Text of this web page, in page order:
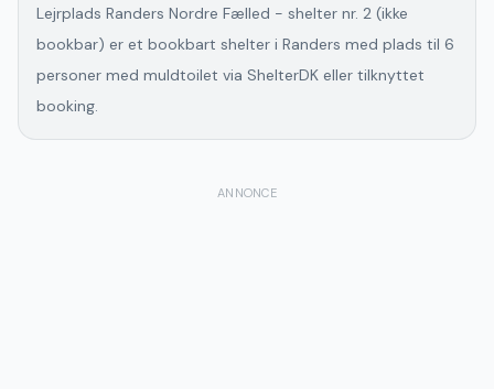
Lejrplads Randers Nordre Fælled - shelter nr. 2 (ikke
bookbar) er et bookbart shelter i Randers med plads til 6
personer med muldtoilet via ShelterDK eller tilknyttet
booking.
ANNONCE